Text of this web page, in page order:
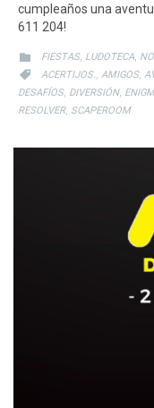
cumpleaños una
611 204!
 CATEGORY
FIESTAS, LUDOTECA,

CATEGORY
ACERTIJOS., AMIGOS,
DESAFÍOS, DIVERSIÓN,
RESOLVER, SCAPEROOM